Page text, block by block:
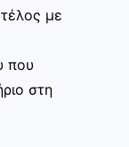
με
που
στη